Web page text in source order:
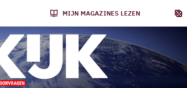
MIJN MAGAZINES LEZEN